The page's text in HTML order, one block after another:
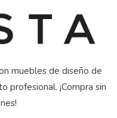
muebles de diseño de
profesional. ¡Compra sin